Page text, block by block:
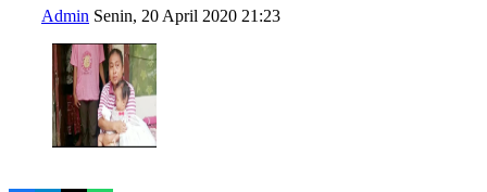
Admin Senin, 20 April 2020 21:23